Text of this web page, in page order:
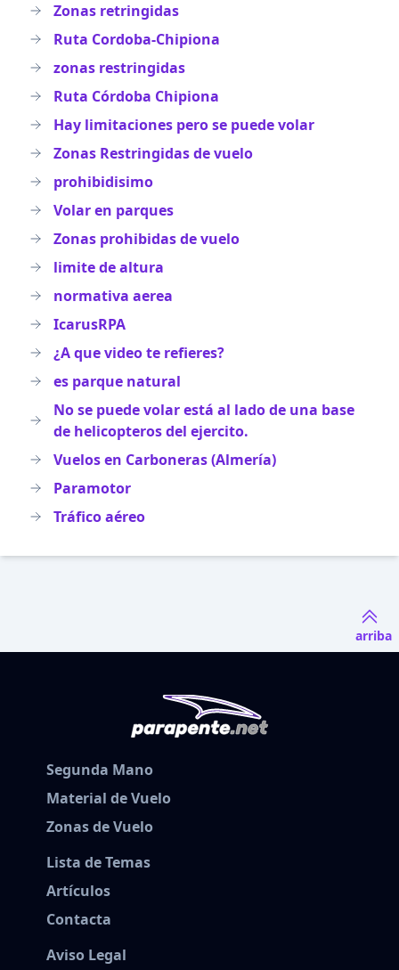
Zonas retringidas
Ruta Cordoba-Chipiona
zonas restringidas
Ruta Córdoba Chipiona
Hay limitaciones pero se puede volar
Zonas Restringidas de vuelo
prohibidisimo
Volar en parques
Zonas prohibidas de vuelo
limite de altura
normativa aerea
IcarusRPA
¿A que video te refieres?
es parque natural
No se puede volar está al lado de una base
de helicopteros del ejercito.
Vuelos en Carboneras (Almería)
Paramotor
Tráfico aéreo
arriba
Segunda Mano
Material de Vuelo
Zonas de Vuelo
Lista de Temas
Artículos
Contacta
Aviso Legal